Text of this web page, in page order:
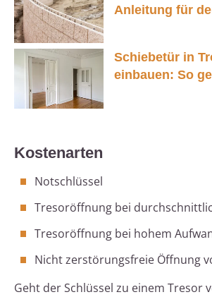
Anleitung für
Schiebetür in
einbauen: So
Kostenarten
Notschlüssel
Tresoröffnung bei
Tresoröffnung bei hohem
Nicht zerstörungsfreie Öffnung
Geht der Schlüssel zu einem Tresor